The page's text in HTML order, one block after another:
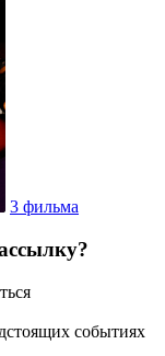
3 фильма
событиях